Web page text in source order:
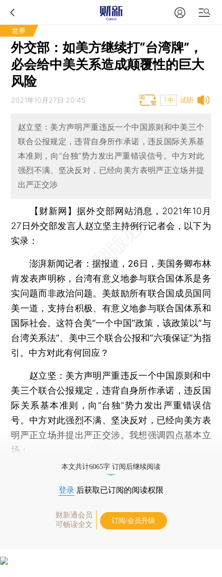
世界
外交部：如美方继续打“台湾牌”，
必会给中美关系造成颠覆性的巨大
风险
试听
2021年10月27日 20:45 T中
赵立坚：美方声明严重违反一个中国原则和中美三个
联合公报规定，违背自身所作承诺，违反国际关系基
本准则，向“台独”势力发出严重错误信号。中方对此
强烈不满、坚决反对，已经向美方表明严正立场并提
出严正交涉
【财新网】据外交部网站消息，2021年10月
27日外交部发言人赵立坚主持例行记者会，以下为
实录：
澎湃新闻记者：据报道，26日，美国务卿布林
肯发表声明称，台湾有意义地参与联合国体系是务
实问题而非政治问题。美鼓励所有联合国成员国同
美一道，支持台积极、有意义地参与联合国体系和
国际社会。这符合美“一个中国”政策，该政策以“与
台湾关系法”、美中三个联合公报和“六项保证”为指
引。中方对此有何回应？
赵立坚： 美方声明严重违反一个中国原则和中
美三个联合公报规定，违背自身所作承诺，违反国
际关系基本准则，向“台独”势力发出严重错误信
号。中方对此强烈不满、坚决反对，已经向美方表
明严正立场并提出严正交涉。我想强调四点基本立
场：
本文共计6065字 订阅后继续阅读
登录 后获取已订阅的阅读权限
财新通会员
可畅读全文
订阅/会员升级